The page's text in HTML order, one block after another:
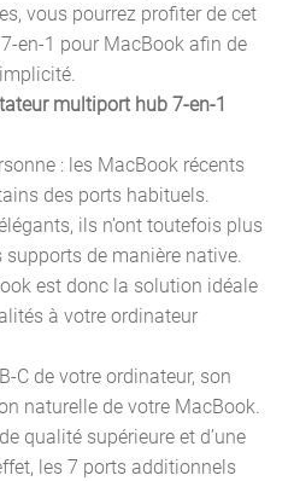
vous pourrez profiter de cet
en-1 pour MacBook afin de
multiport hub 7-en-1
: les MacBook récents
des ports habituels.
ils n’ont toutefois plus
supports de manière native.
est donc la solution idéale
à votre ordinateur
C de votre ordinateur, son
naturelle de votre MacBook.
qualité supérieure et d’une
les 7 ports additionnels